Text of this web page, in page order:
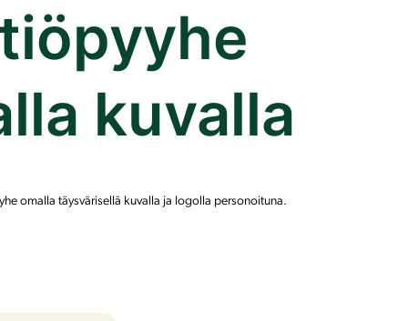
kuvalla
omalla täysvärisellä kuvalla ja logolla personoituna.